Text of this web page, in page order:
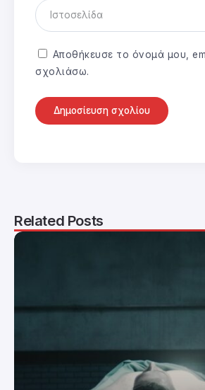
Αποθήκευσε το όνομά μου,
σχολιάσω.
Related Posts